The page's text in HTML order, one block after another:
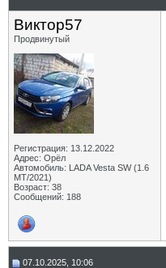
Виктор57
Продвинутый
Регистрация: 13.12.2022
Адрес: Орёл
Автомобиль: LADA Vesta SW (1.6
МТ/2021)
Возраст: 38
Сообщений: 188
07.10.2025, 10:06